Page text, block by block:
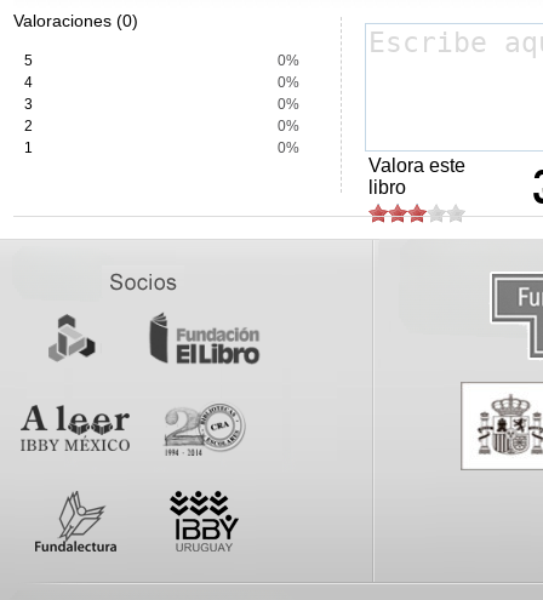
Valoraciones (0)
5
0%
4
0%
3
0%
2
0%
1
0%
Valora este
libro